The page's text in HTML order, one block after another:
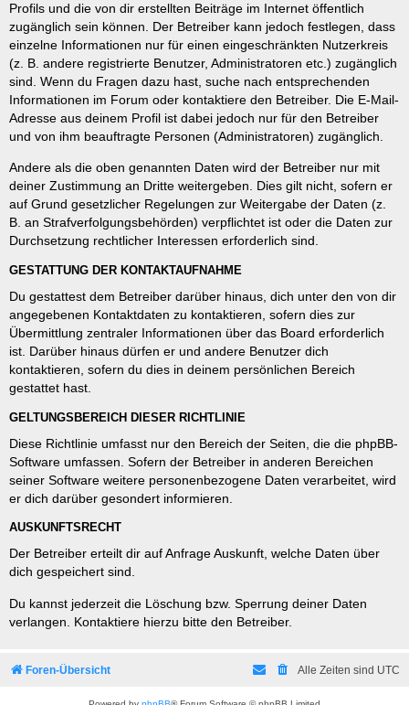
Profils und die von dir erstellten Beiträge im Internet öffentlich
zugänglich sein können. Der Betreiber kann jedoch festlegen, dass
einzelne Informationen nur für einen eingeschränkten Nutzerkreis
(z. B. andere registrierte Benutzer, Administratoren etc.) zugänglich
sind. Wenn du Fragen dazu hast, suche nach entsprechenden
Informationen im Forum oder kontaktiere den Betreiber. Die E-Mail-
Adresse aus deinem Profil ist dabei jedoch nur für den Betreiber
und von ihm beauftragte Personen (Administratoren) zugänglich.
Andere als die oben genannten Daten wird der Betreiber nur mit
deiner Zustimmung an Dritte weitergeben. Dies gilt nicht, sofern er
auf Grund gesetzlicher Regelungen zur Weitergabe der Daten (z.
B. an Strafverfolgungsbehörden) verpflichtet ist oder die Daten zur
Durchsetzung rechtlicher Interessen erforderlich sind.
GESTATTUNG DER KONTAKTAUFNAHME
Du gestattest dem Betreiber darüber hinaus, dich unter den von dir
angegebenen Kontaktdaten zu kontaktieren, sofern dies zur
Übermittlung zentraler Informationen über das Board erforderlich
ist. Darüber hinaus dürfen er und andere Benutzer dich
kontaktieren, sofern du dies in deinem persönlichen Bereich
gestattet hast.
GELTUNGSBEREICH DIESER RICHTLINIE
Diese Richtlinie umfasst nur den Bereich der Seiten, die die phpBB-
Software umfassen. Sofern der Betreiber in anderen Bereichen
seiner Software weitere personenbezogene Daten verarbeitet, wird
er dich darüber gesondert informieren.
AUSKUNFTSRECHT
Der Betreiber erteilt dir auf Anfrage Auskunft, welche Daten über
dich gespeichert sind.
Du kannst jederzeit die Löschung bzw. Sperrung deiner Daten
verlangen. Kontaktiere hierzu bitte den Betreiber.
Foren-Übersicht Alle Zeiten sind UTC